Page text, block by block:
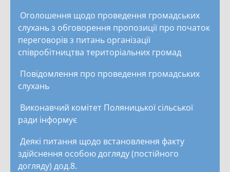
Оголошення щодо проведення громадських
слухань з обговорення пропозиції про початок
переговорів з питань організації
співробітництва територіальних громад
Повідомлення про проведення громадських
слухань
Виконавчий комітет Поляницької сільської
ради інформує
Деякі питання щодо встановлення факту
здійснення особою догляду (постійного
догляду) дод.8.